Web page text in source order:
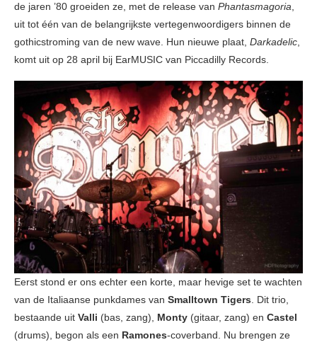
de jaren ’80 groeiden ze, met de release van Phantasmagoria,
uit tot één van de belangrijkste vertegenwoordigers binnen de
gothicstroming van de new wave. Hun nieuwe plaat, Darkadelic,
komt uit op 28 april bij EarMUSIC van Piccadilly Records.
Eerst stond er ons echter een korte, maar hevige set te wachten
van de Italiaanse punkdames van Smalltown Tigers. Dit trio,
bestaande uit Valli (bas, zang), Monty (gitaar, zang) en Castel
(drums), begon als een Ramones-coverband. Nu brengen ze